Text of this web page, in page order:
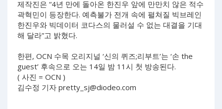
제작진은 “4년 만에 돌아온 한진우 앞에 만만치 않은 적수
곽혁민이 등장한다. 예측불가 전개 속에 펼쳐질 빅브레인
한진우와 빅데이터 코다스의 물러설 수 없는 대결을 기대
해 달라”고 밝혔다.
한편, OCN 수목 오리지널 ‘신의 퀴즈;리부트’는 ‘손 the
guest’ 후속으로 오는 14일 밤 11시 첫 방송된다.
( 사진 = OCN )
김수정 기자 pretty_sj@diodeo.com